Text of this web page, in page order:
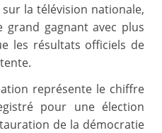
la télévision nationale,
grand gagnant avec plus
les résultats officiels de
représente le chiffre
pour une élection
de la démocratie